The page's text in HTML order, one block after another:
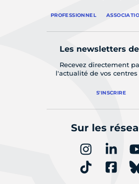
PROFESSIONNEL
Les newsletters
Recevez directement
l'actualité de vos
S'INSCRIRE
Sur les